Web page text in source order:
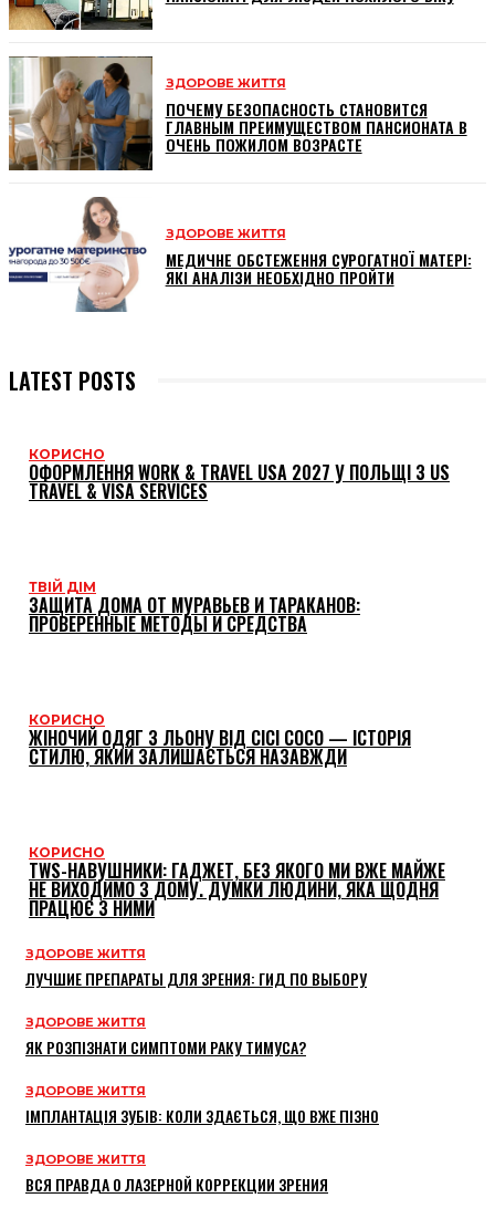
ЗДОРОВЕ ЖИТТЯ
ПОЧЕМУ БЕЗОПАСНОСТЬ СТАНОВИТСЯ
ГЛАВНЫМ ПРЕИМУЩЕСТВОМ ПАНСИОНАТА В
ОЧЕНЬ ПОЖИЛОМ ВОЗРАСТЕ
ЗДОРОВЕ ЖИТТЯ
МЕДИЧНЕ ОБСТЕЖЕННЯ СУРОГАТНОЇ МАТЕРІ:
ЯКІ АНАЛІЗИ НЕОБХІДНО ПРОЙТИ
LATEST POSTS
КОРИСНО
ОФОРМЛЕННЯ WORK & TRAVEL USA 2027 У ПОЛЬЩІ З US
TRAVEL & VISA SERVICES
ТВІЙ ДІМ
ЗАЩИТА ДОМА ОТ МУРАВЬЕВ И ТАРАКАНОВ:
ПРОВЕРЕННЫЕ МЕТОДЫ И СРЕДСТВА
КОРИСНО
ЖІНОЧИЙ ОДЯГ З ЛЬОНУ ВІД CICI COCO — ІСТОРІЯ
СТИЛЮ, ЯКИЙ ЗАЛИШАЄТЬСЯ НАЗАВЖДИ
КОРИСНО
TWS-НАВУШНИКИ: ГАДЖЕТ, БЕЗ ЯКОГО МИ ВЖЕ МАЙЖЕ
НЕ ВИХОДИМО З ДОМУ. ДУМКИ ЛЮДИНИ, ЯКА ЩОДНЯ
ПРАЦЮЄ З НИМИ
ЗДОРОВЕ ЖИТТЯ
ЛУЧШИЕ ПРЕПАРАТЫ ДЛЯ ЗРЕНИЯ: ГИД ПО ВЫБОРУ
ЗДОРОВЕ ЖИТТЯ
ЯК РОЗПІЗНАТИ СИМПТОМИ РАКУ ТИМУСА?
ЗДОРОВЕ ЖИТТЯ
ІМПЛАНТАЦІЯ ЗУБІВ: КОЛИ ЗДАЄТЬСЯ, ЩО ВЖЕ ПІЗНО
ЗДОРОВЕ ЖИТТЯ
ВСЯ ПРАВДА О ЛАЗЕРНОЙ КОРРЕКЦИИ ЗРЕНИЯ